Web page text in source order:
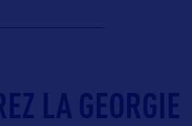
LA GEORGIE